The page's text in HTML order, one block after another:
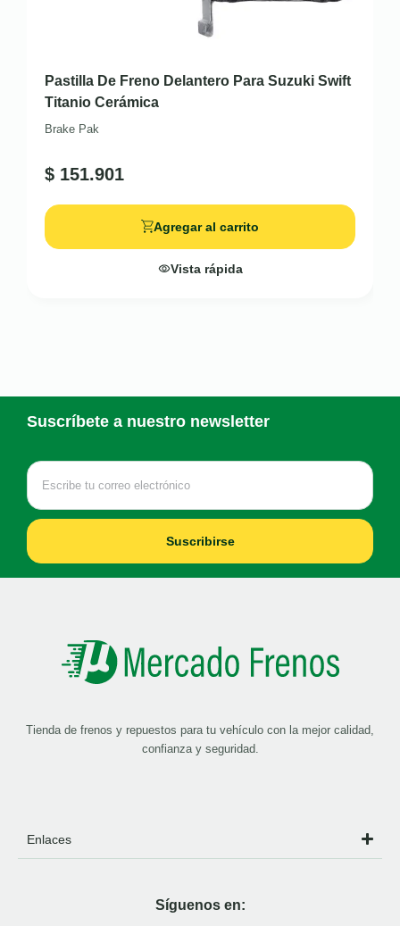
Pastilla De Freno Delantero Para Suzuki Swift
Titanio Cerámica
Brake Pak
$ 151.901
Agregar al carrito
Vista rápida
Suscríbete a nuestro newsletter
Suscribirse
Tienda de frenos y repuestos para tu vehículo con la mejor calidad,
confianza y seguridad.
Enlaces
Síguenos en: